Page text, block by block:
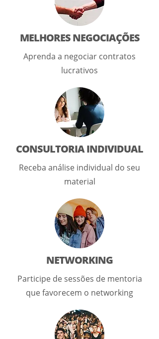
MELHORES NEGOCIAÇÕES
Aprenda a negociar contratos
lucrativos
CONSULTORIA INDIVIDUAL
Receba análise individual do seu
material
NETWORKING
Participe de sessões de mentoria
que favorecem o networking